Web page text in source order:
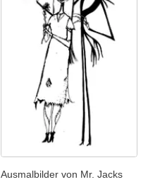
Ausmalbilder von Mr. Jacks